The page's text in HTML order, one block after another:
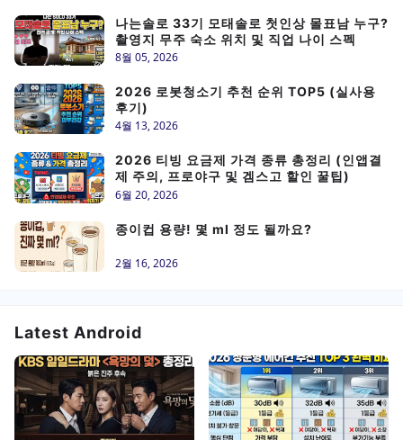
나는솔로 33기 모태솔로 첫인상 몰표남 누구?
촬영지 무주 숙소 위치 및 직업 나이 스펙
8월 05, 2026
2026 로봇청소기 추천 순위 TOP5 (실사용
후기)
4월 13, 2026
2026 티빙 요금제 가격 종류 총정리 (인앱결
제 주의, 프로야구 및 겜스고 할인 꿀팁)
6월 20, 2026
종이컵 용량! 몇 ml 정도 될까요?
2월 16, 2026
Latest Android